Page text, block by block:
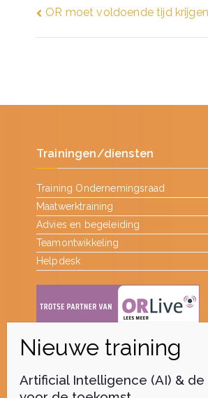
Bericht
navigatie
OR moet voldoende tijd
Trainingen/diensten
Training Ondernemingsraad
Maatwerktraining
Advies en begeleiding
Teamontwikkeling
Helpdesk
Artificial Intelligence (AI) & de